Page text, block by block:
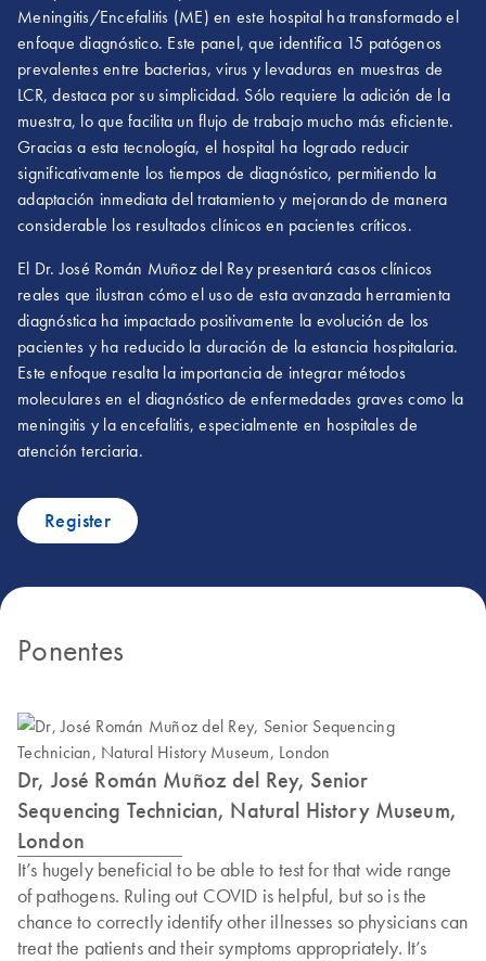
Meningitis/Encefalitis (ME) en este hospital ha transformado el
enfoque diagnóstico. Este panel, que identifica 15 patógenos
prevalentes entre bacterias, virus y levaduras en muestras de
LCR, destaca por su simplicidad. Sólo requiere la adición de la
muestra, lo que facilita un flujo de trabajo mucho más eficiente.
Gracias a esta tecnología, el hospital ha logrado reducir
significativamente los tiempos de diagnóstico, permitiendo la
adaptación inmediata del tratamiento y mejorando de manera
considerable los resultados clínicos en pacientes críticos.
El Dr. José Román Muñoz del Rey presentará casos clínicos
reales que ilustran cómo el uso de esta avanzada herramienta
diagnóstica ha impactado positivamente la evolución de los
pacientes y ha reducido la duración de la estancia hospitalaria.
Este enfoque resalta la importancia de integrar métodos
moleculares en el diagnóstico de enfermedades graves como la
meningitis y la encefalitis, especialmente en hospitales de
atención terciaria.
Register
Ponentes
Dr, José Román Muñoz del Rey, Senior
Sequencing Technician, Natural History Museum,
London
It’s hugely beneficial to be able to test for that wide range
of pathogens. Ruling out COVID is helpful, but so is the
chance to correctly identify other illnesses so physicians can
treat the patients and their symptoms appropriately. It’s